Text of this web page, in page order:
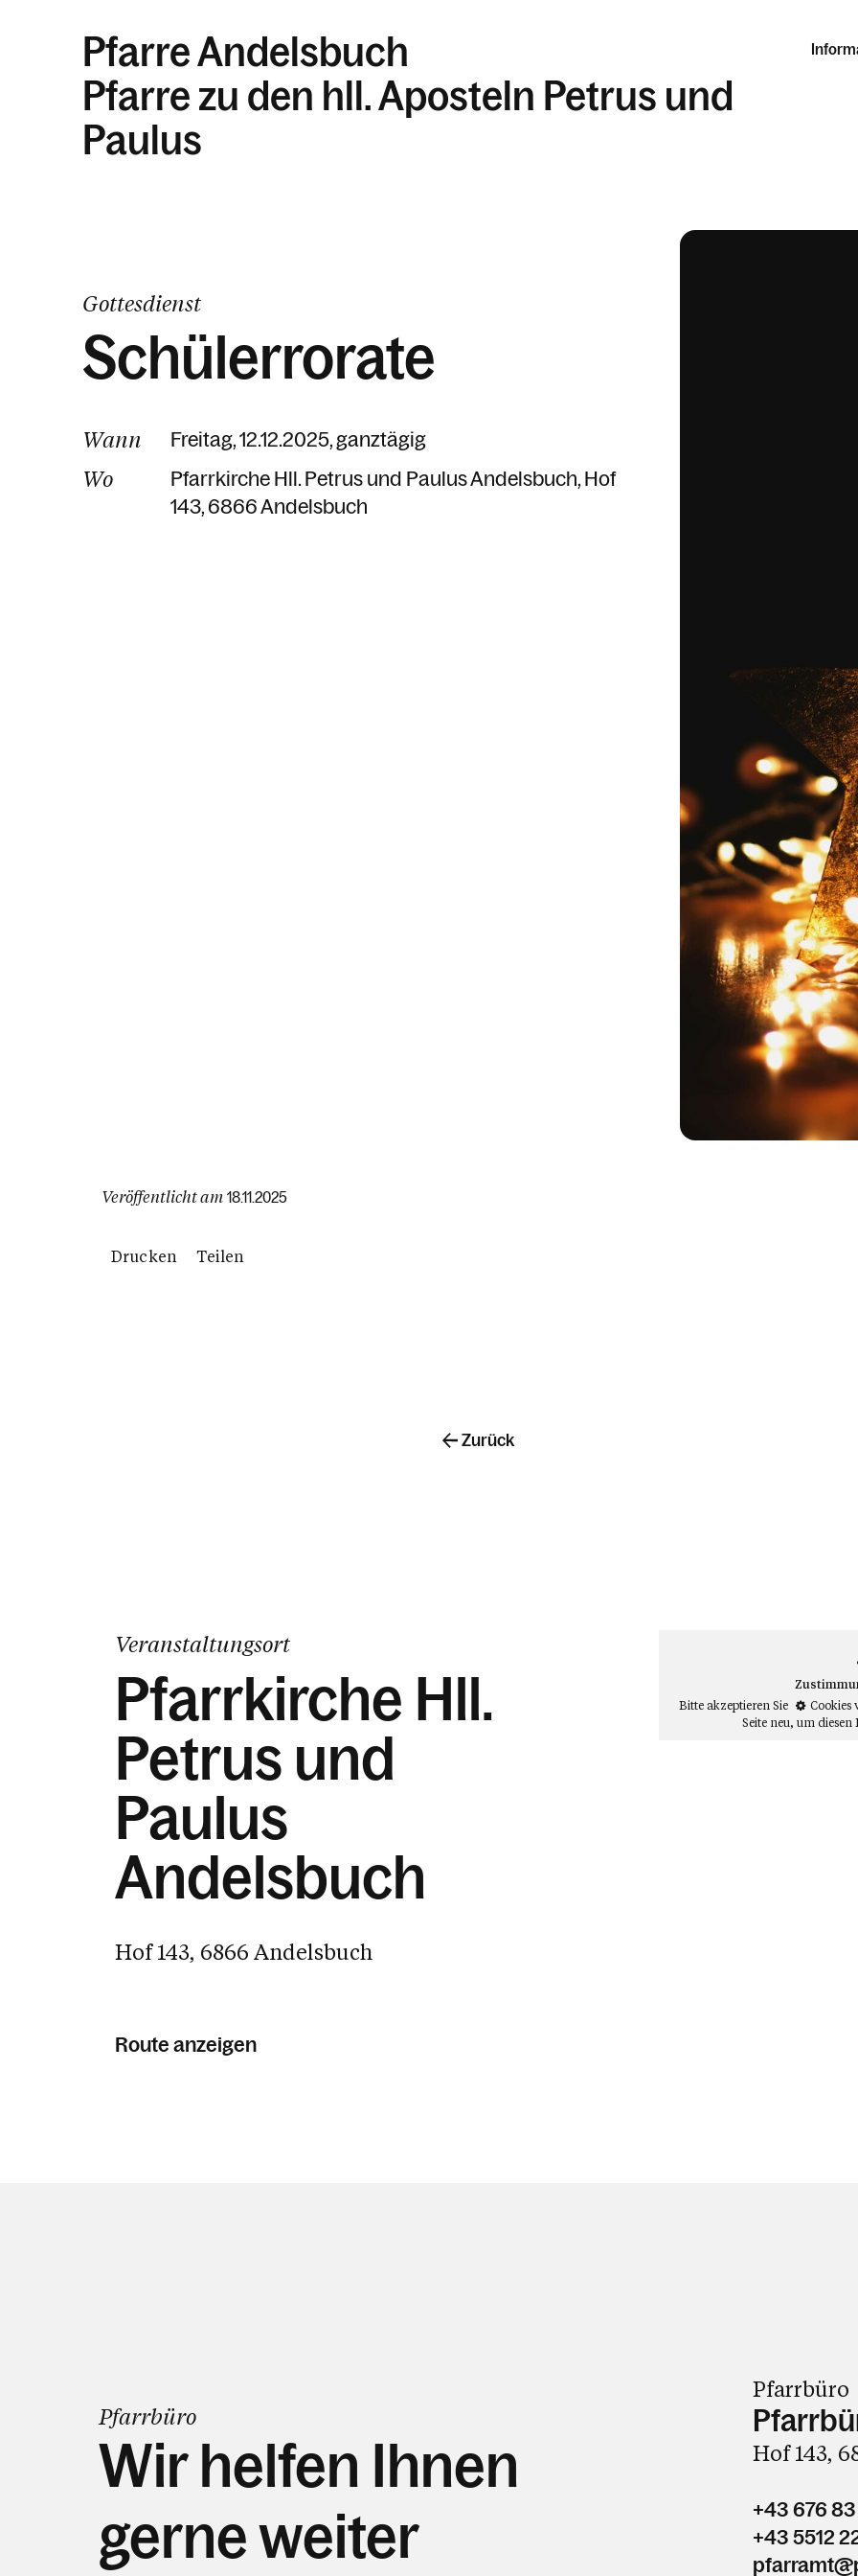
Pfarre Andelsbuch
Pfarre zu den hll. Aposteln Petrus und
Paulus
Gottesdienst
Schülerrorate
Wann Freitag, 12.12.2025, ganztägig
Wo Pfarrkirche Hll. Petrus und Paulus Andelsbuch Hof
143 6866 Andelsbuch
Veröffentlicht am 18.11.2025
Drucken Teilen
Zurück
Veranstaltungsort
Pfarrkirche Hll.
Petrus und
Paulus
Andelsbuch
Hof 143, 6866 Andelsbuch
Route anzeigen
Bitte akzeptieren Sie
Cookies
Seite neu, um diesen
Pfarrbüro
Wir helfen Ihnen
gerne weiter
Pfarrbüro
Hof 143,
+43 676
+43 5512